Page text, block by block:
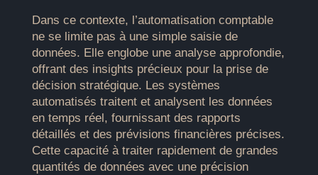
Dans ce contexte, l’automatisation comptable
ne se limite pas à une simple saisie de
données. Elle englobe une analyse approfondie,
offrant des insights précieux pour la prise de
décision stratégique. Les systèmes
automatisés traitent et analysent les données
en temps réel, fournissant des rapports
détaillés et des prévisions financières précises.
Cette capacité à traiter rapidement de grandes
quantités de données avec une précision